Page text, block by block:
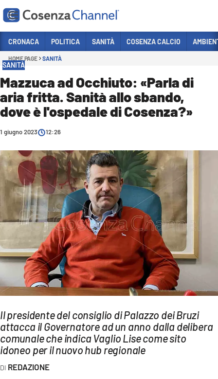
Sezioni
POLITICA
COSENZA CALCIO
ECONOMIA E LAVORO
SANITÀ
SPORT
CULTURA
AMBIENTE
Streaming
LAC TV
LAC NETWORK
LAC ONAIR
LaC
Network
LACPLAY.IT
LACTV.IT
CRONACA POLITICA SANITÀ COSENZA CALCIO
HOME PAGE SANITÀ
SANITÀ
Mazzuca ad Occhiuto: «Parla di
aria fritta. Sanità allo sbando,
dove è l'ospedale di Cosenza?»
1 giugno 2023 12:26
Il presidente del consiglio di Palazzo dei Bruzi
attacca il Governatore ad un anno dalla delibera
comunale che indica Vaglio Lise come sito
idoneo per il nuovo hub regionale
REDAZIONE